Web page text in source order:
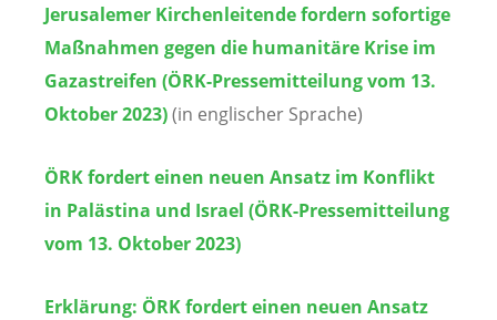
Jerusalemer Kirchenleitende fordern sofortige
Maßnahmen gegen die humanitäre Krise im
Gazastreifen (ÖRK-Pressemitteilung vom 13.
Oktober 2023)(in englischer Sprache)
ÖRK fordert einen neuen Ansatz im Konflikt
in Palästina und Israel (ÖRK-Pressemitteilung
vom 13. Oktober 2023)
Erklärung: ÖRK fordert einen neuen Ansatz